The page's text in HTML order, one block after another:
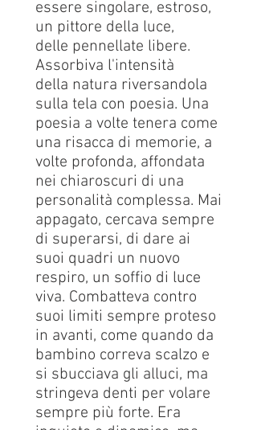
essere singolare, estroso,
un pittore della luce,
delle pennellate libere.
Assorbiva l'intensità
della natura riversandola
sulla tela con poesia. Una
poesia a volte tenera come
una risacca di memorie, a
volte profonda, affondata
nei chiaroscuri di una
personalità complessa. Mai
appagato, cercava sempre
di superarsi, di dare ai
suoi quadri un nuovo
respiro, un soffio di luce
viva. Combatteva contro
suoi limiti sempre proteso
in avanti, come quando da
bambino correva scalzo e
si sbucciava gli alluci, ma
stringeva denti per volare
sempre più forte. Era